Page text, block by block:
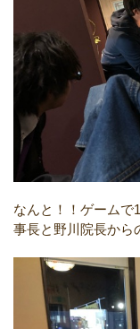
なんと！！ゲームで
事長と野川院長から